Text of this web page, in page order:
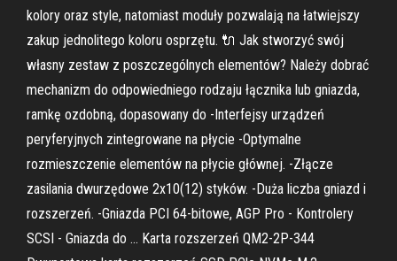
kolory oraz style, natomiast moduły pozwalają na łatwiejszy
zakup jednolitego koloru osprzętu. 🔌 Jak stworzyć swój
własny zestaw z poszczególnych elementów? Należy dobrać
mechanizm do odpowiedniego rodzaju łącznika lub gniazda,
ramkę ozdobną, dopasowany do -Interfejsy urządzeń
peryferyjnych zintegrowane na płycie -Optymalne
rozmieszczenie elementów na płycie głównej. -Złącze
zasilania dwurzędowe 2x10(12) styków. -Duża liczba gniazd i
rozszerzeń. -Gniazda PCI 64-bitowe, AGP Pro - Kontrolery
SCSI - Gniazda do … Karta rozszerzeń QM2-2P-344